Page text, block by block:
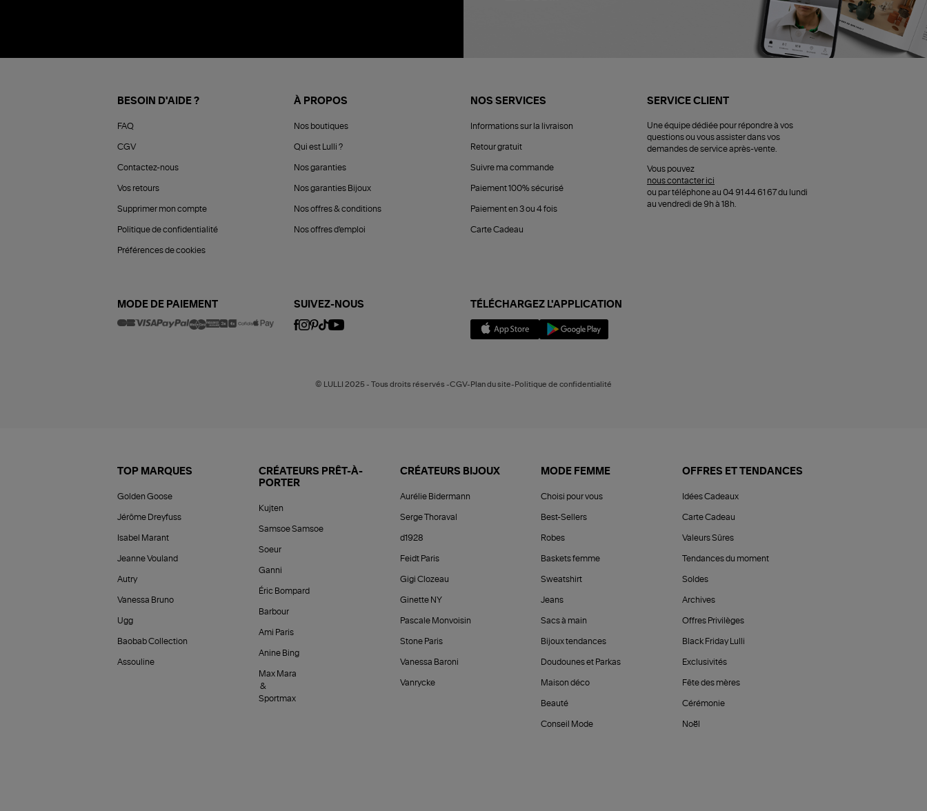
BESOIN D'AIDE ?
FAQ
CGV
Contactez-nous
Vos retours
Supprimer mon compte
Politique de confidentialité
Préférences de cookies
À PROPOS
Nos boutiques
Qui est Lulli ?
Nos garanties
Nos garanties Bijoux
Nos offres & conditions
Nos offres d'emploi
NOS SERVICES
Informations sur la livraison
Retour gratuit
Suivre ma commande
Paiement 100% sécurisé
Paiement en 3 ou 4 fois
Carte Cadeau
SERVICE CLIENT
Une équipe dédiée pour répondre à vos
questions ou vous assister dans vos
demandes de service après-vente.
Vous pouvez
nous contacter ici
ou par téléphone au 04 91 44 61 67 du lundi
au vendredi de 9h à 18h.
MODE DE PAIEMENT SUIVEZ-NOUS TÉLÉCHARGEZ L'APPLICATION
© LULLI 2025 - Tous droits réservés -CGV-Plan du site-Politique de confidentialité
TOP MARQUES
Golden Goose
Jérôme Dreyfuss
Isabel Marant
Jeanne Vouland
Autry
Vanessa Bruno
Ugg
Baobab Collection
Assouline
CRÉATEURS PRÊT-À-
PORTER
Kujten
Samsoe Samsoe
Soeur
Ganni
Éric Bompard
Barbour
Ami Paris
Anine Bing
Max Mara
&
Sportmax
CRÉATEURS BIJOUX
Aurélie Bidermann
Serge Thoraval
d1928
Feidt Paris
Gigi Clozeau
Ginette NY
Pascale Monvoisin
Stone Paris
Vanessa Baroni
Vanrycke
MODE FEMME
Choisi pour vous
Best-Sellers
Robes
Baskets femme
Sweatshirt
Jeans
Sacs à main
Bijoux tendances
Doudounes et Parkas
Maison déco
Beauté
Conseil Mode
OFFRES ET TENDANCES
Idées Cadeaux
Carte Cadeau
Valeurs Sûres
Tendances du moment
Soldes
Archives
Offres Privilèges
Black Friday Lulli
Exclusivités
Fête des mères
Cérémonie
Noël